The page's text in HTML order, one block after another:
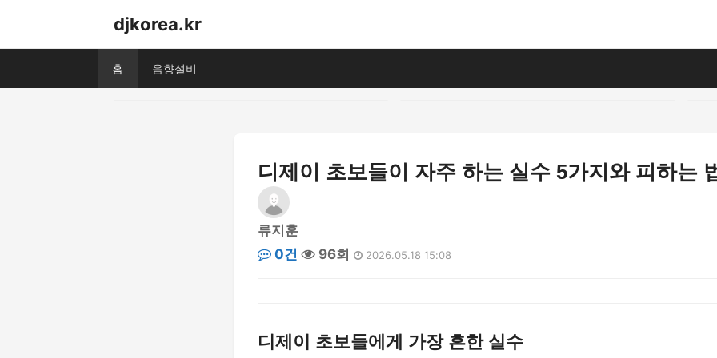
djkorea.kr
홈 음향설비
디제이 초보들이 자주 하는 실수 5가지와 피하는
류지훈
0건
96회 2026.05.18 15:08
디제이 초보들에게 가장 흔한 실수